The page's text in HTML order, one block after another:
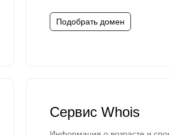
Подобрать домен
Сервис Whois